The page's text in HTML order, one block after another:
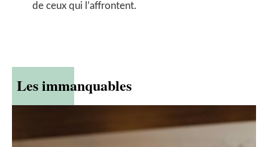
de ceux qui l’affrontent.
Les immanquables